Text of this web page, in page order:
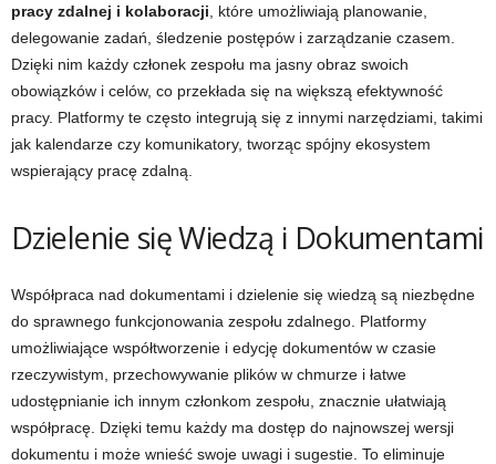
pracy zdalnej i kolaboracji , które umożliwiają planowanie,
delegowanie zadań, śledzenie postępów i zarządzanie czasem.
Dzięki nim każdy członek zespołu ma jasny obraz swoich
obowiązków i celów, co przekłada się na większą efektywność
pracy. Platformy te często integrują się z innymi narzędziami, takimi
jak kalendarze czy komunikatory, tworząc spójny ekosystem
wspierający pracę zdalną.
Dzielenie się Wiedzą i Dokumentami
Współpraca nad dokumentami i dzielenie się wiedzą są niezbędne
do sprawnego funkcjonowania zespołu zdalnego. Platformy
umożliwiające współtworzenie i edycję dokumentów w czasie
rzeczywistym, przechowywanie plików w chmurze i łatwe
udostępnianie ich innym członkom zespołu, znacznie ułatwiają
współpracę. Dzięki temu każdy ma dostęp do najnowszej wersji
dokumentu i może wnieść swoje uwagi i sugestie. To eliminuje